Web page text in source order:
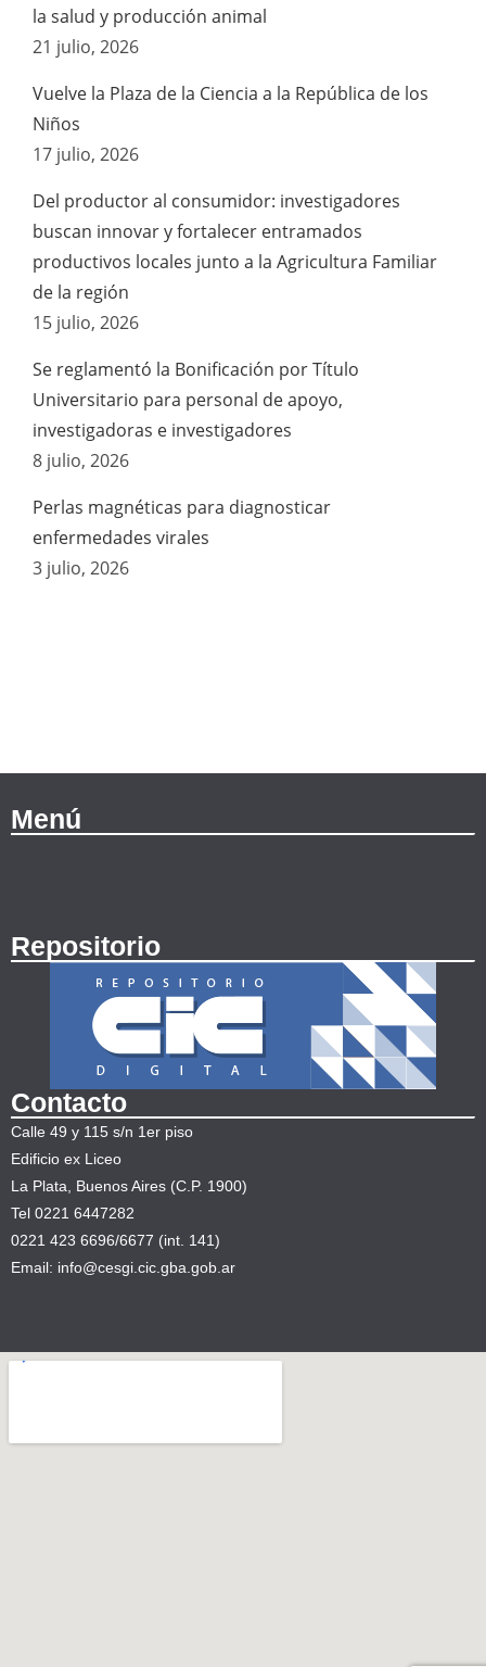
la salud y producción animal
21 julio, 2026
Vuelve la Plaza de la Ciencia a la República de los
Niños
17 julio, 2026
Del productor al consumidor: investigadores
buscan innovar y fortalecer entramados
productivos locales junto a la Agricultura Familiar
de la región
15 julio, 2026
Se reglamentó la Bonificación por Título
Universitario para personal de apoyo,
investigadoras e investigadores
8 julio, 2026
Perlas magnéticas para diagnosticar
enfermedades virales
3 julio, 2026
Menú
Repositorio
Contacto
Calle 49 y 115 s/n 1er piso
Edificio ex Liceo
La Plata, Buenos Aires (C.P. 1900)
Tel 0221 6447282
0221 423 6696/6677 (int. 141)
Email: info@cesgi.cic.gba.gob.ar